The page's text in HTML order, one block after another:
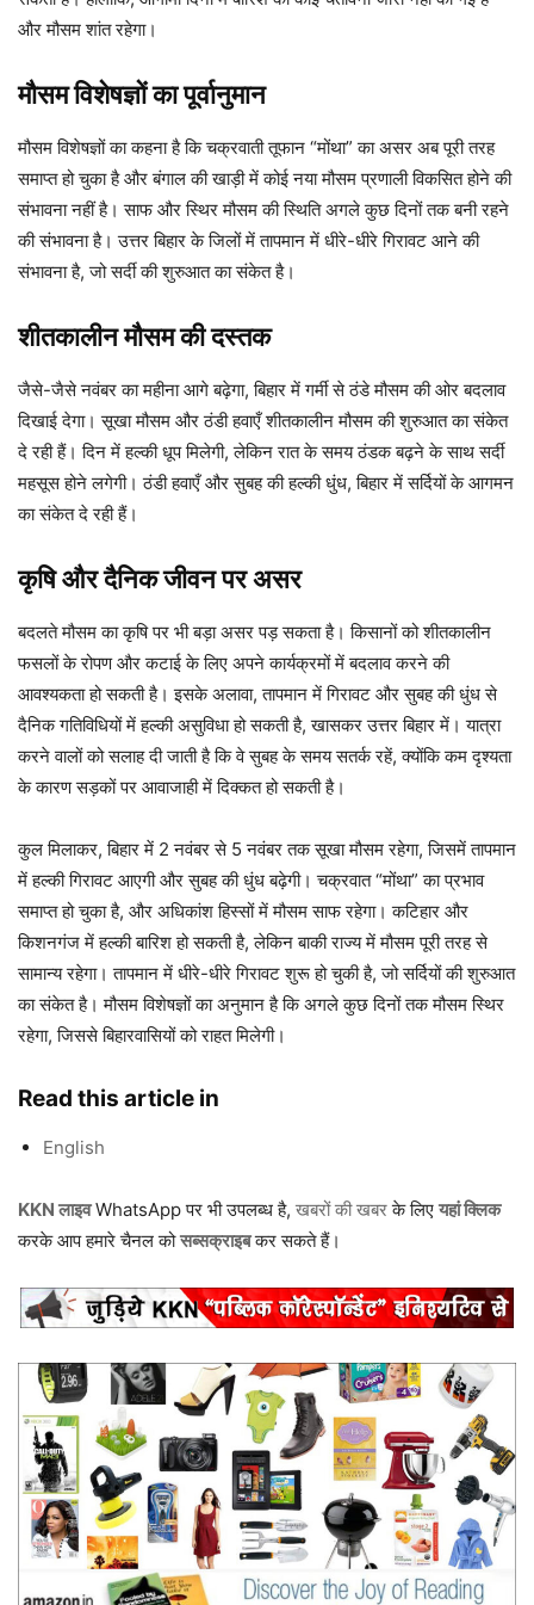
और मौसम शांत रहेगा।
मौसम विशेषज्ञों का पूर्वानुमान
मौसम विशेषज्ञों का कहना है कि चक्रवाती तूफान “मोंथा” का असर अब पूरी तरह
समाप्त हो चुका है और बंगाल की खाड़ी में कोई नया मौसम प्रणाली विकसित होने की
संभावना नहीं है। साफ और स्थिर मौसम की स्थिति अगले कुछ दिनों तक बनी रहने
की संभावना है। उत्तर बिहार के जिलों में तापमान में धीरे-धीरे गिरावट आने की
संभावना है, जो सर्दी की शुरुआत का संकेत है।
शीतकालीन मौसम की दस्तक
जैसे-जैसे नवंबर का महीना आगे बढ़ेगा, बिहार में गर्मी से ठंडे मौसम की ओर बदलाव
दिखाई देगा। सूखा मौसम और ठंडी हवाएँ शीतकालीन मौसम की शुरुआत का संकेत
दे रही हैं। दिन में हल्की धूप मिलेगी, लेकिन रात के समय ठंडक बढ़ने के साथ सर्दी
महसूस होने लगेगी। ठंडी हवाएँ और सुबह की हल्की धुंध, बिहार में सर्दियों के आगमन
का संकेत दे रही हैं।
कृषि और दैनिक जीवन पर असर
बदलते मौसम का कृषि पर भी बड़ा असर पड़ सकता है। किसानों को शीतकालीन
फसलों के रोपण और कटाई के लिए अपने कार्यक्रमों में बदलाव करने की
आवश्यकता हो सकती है। इसके अलावा, तापमान में गिरावट और सुबह की धुंध से
दैनिक गतिविधियों में हल्की असुविधा हो सकती है, खासकर उत्तर बिहार में। यात्रा
करने वालों को सलाह दी जाती है कि वे सुबह के समय सतर्क रहें, क्योंकि कम दृश्यता
के कारण सड़कों पर आवाजाही में दिक्कत हो सकती है।
कुल मिलाकर, बिहार में 2 नवंबर से 5 नवंबर तक सूखा मौसम रहेगा, जिसमें तापमान
में हल्की गिरावट आएगी और सुबह की धुंध बढ़ेगी। चक्रवात “मोंथा” का प्रभाव
समाप्त हो चुका है, और अधिकांश हिस्सों में मौसम साफ रहेगा। कटिहार और
किशनगंज में हल्की बारिश हो सकती है, लेकिन बाकी राज्य में मौसम पूरी तरह से
सामान्य रहेगा। तापमान में धीरे-धीरे गिरावट शुरू हो चुकी है, जो सर्दियों की शुरुआत
का संकेत है। मौसम विशेषज्ञों का अनुमान है कि अगले कुछ दिनों तक मौसम स्थिर
रहेगा, जिससे बिहारवासियों को राहत मिलेगी।
Read this article in
English
KKN लाइवWhatsApp पर भी उपलब्ध है, खबरों की खबरके लिए यहां क्लिक
करके आप हमारे चैनल कोसब्सक्राइबकर सकते हैं।